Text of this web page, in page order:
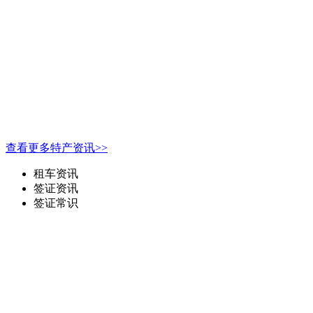
查看更多特产资讯>>
租车资讯
签证资讯
签证常识